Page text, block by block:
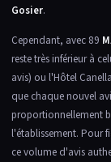
Gosier.
Cependant, avec 89
reste très inférieur à
avis) ou l'Hôtel
que chaque nouvel
proportionnellement
l'établissement. Pour
ce volume d'avis